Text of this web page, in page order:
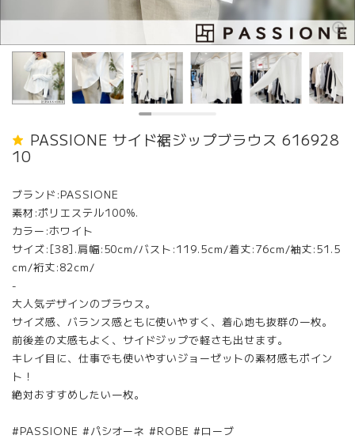
PASSIONE サイド裾ジップブラウス 616928
10
ブランド:PASSIONE
素材:ポリエステル100%.
カラー:ホワイト
サイズ:[38].肩幅:50cm/バスト:119.5cm/着丈:76cm/袖丈:51.5
cm/裄丈:82cm/
-
大人気デザインのブラウス。
サイズ感、バランス感ともに使いやすく、着心地も抜群の一枚。
前後差の丈感もよく、サイドジップで軽さも出せます。
キレイ目に、仕事でも使いやすいジョーゼットの素材感もポイン
ト！
絶対おすすめしたい一枚。
#PASSIONE #パシオーネ #ROBE #ローブ